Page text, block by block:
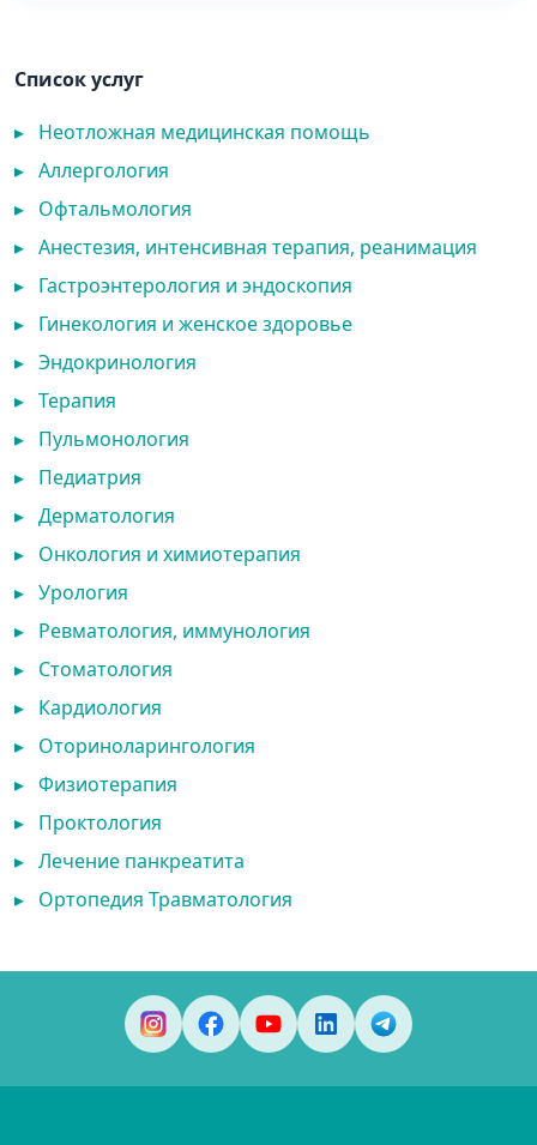
Список услуг
▸ Неотложная медицинская помощь
▸ Аллергология
▸ Офтальмология
▸ Анестезия, интенсивная терапия, реанимация
▸ Гастроэнтерология и эндоскопия
▸ Гинекология и женское здоровье
▸ Эндокринология
▸ Терапия
▸ Пульмонология
▸ Педиатрия
▸ Дерматология
▸ Онкология и химиотерапия
▸ Урология
▸ Ревматология, иммунология
▸ Стоматология
▸ Кардиология
▸ Оториноларингология
▸ Физиотерапия
▸ Проктология
▸ Лечение панкреатита
▸ Ортопедия Травматология